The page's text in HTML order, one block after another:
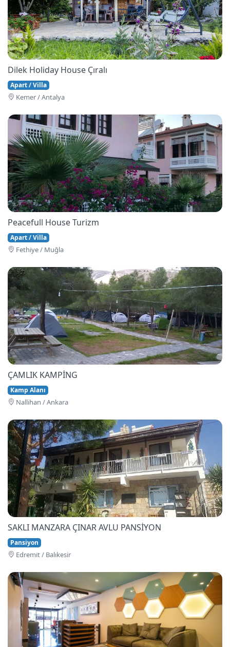
Dilek Holiday House Çıralı
Apart / Villa
Kemer / Antalya
Peacefull House Turizm
Apart / Villa
Fethi̇ye / Muğla
ÇAMLIK KAMPİNG
Kamp Alanı
Nallihan / Ankara
SAKLI MANZARA ÇINAR AVLU PANSİYON
Pansiyon
Edremi̇t / Balıkesir